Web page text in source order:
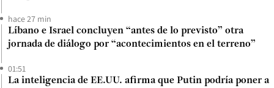
hace 27 min
Líbano e Israel concluyen “antes de lo previsto” otra
jornada de diálogo por “acontecimientos en el terreno”
01:51
La inteligencia de EE.UU. afirma que Putin podría poner a